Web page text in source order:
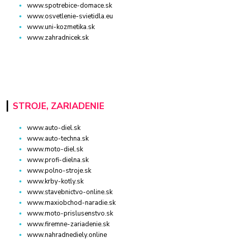
www.spotrebice-domace.sk
www.osvetlenie-svietidla.eu
www.uni-kozmetika.sk
www.zahradnicek.sk
STROJE, ZARIADENIE
www.auto-diel.sk
www.auto-techna.sk
www.moto-diel.sk
www.profi-dielna.sk
www.polno-stroje.sk
www.krby-kotly.sk
www.stavebnictvo-online.sk
www.maxiobchod-naradie.sk
www.moto-prislusenstvo.sk
www.firemne-zariadenie.sk
www.nahradnediely.online